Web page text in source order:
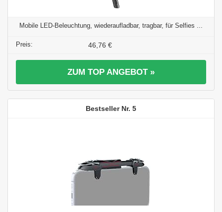
Mobile LED-Beleuchtung, wiederaufladbar, tragbar, für Selfies ...
46,76 €
ZUM TOP ANGEBOT »
5